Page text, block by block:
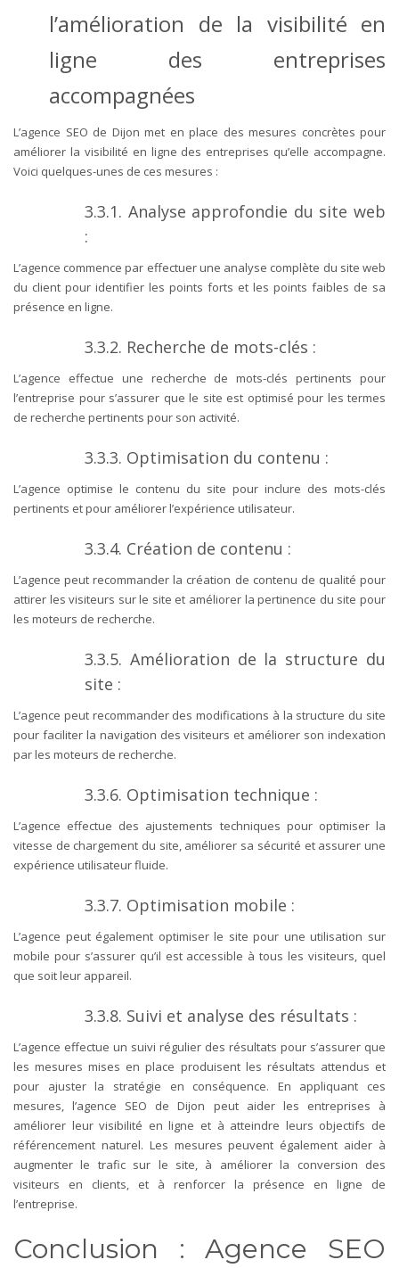
l’amélioration de la visibilité en
ligne des entreprises
accompagnées
L’agence SEO de Dijon met en place des mesures concrètes pour
améliorer la visibilité en ligne des entreprises qu’elle accompagne.
Voici quelques-unes de ces mesures :
3.3.1. Analyse approfondie du site web
:
L’agence commence par effectuer une analyse complète du site web
du client pour identifier les points forts et les points faibles de sa
présence en ligne.
3.3.2. Recherche de mots-clés :
L’agence effectue une recherche de mots-clés pertinents pour
l’entreprise pour s’assurer que le site est optimisé pour les termes
de recherche pertinents pour son activité.
3.3.3. Optimisation du contenu :
L’agence optimise le contenu du site pour inclure des mots-clés
pertinents et pour améliorer l’expérience utilisateur.
3.3.4. Création de contenu :
L’agence peut recommander la création de contenu de qualité pour
attirer les visiteurs sur le site et améliorer la pertinence du site pour
les moteurs de recherche.
3.3.5. Amélioration de la structure du
site :
L’agence peut recommander des modifications à la structure du site
pour faciliter la navigation des visiteurs et améliorer son indexation
par les moteurs de recherche.
3.3.6. Optimisation technique :
L’agence effectue des ajustements techniques pour optimiser la
vitesse de chargement du site, améliorer sa sécurité et assurer une
expérience utilisateur fluide.
3.3.7. Optimisation mobile :
L’agence peut également optimiser le site pour une utilisation sur
mobile pour s’assurer qu’il est accessible à tous les visiteurs, quel
que soit leur appareil.
3.3.8. Suivi et analyse des résultats :
L’agence effectue un suivi régulier des résultats pour s’assurer que
les mesures mises en place produisent les résultats attendus et
pour ajuster la stratégie en conséquence. En appliquant ces
mesures, l’agence SEO de Dijon peut aider les entreprises à
améliorer leur visibilité en ligne et à atteindre leurs objectifs de
référencement naturel. Les mesures peuvent également aider à
augmenter le trafic sur le site, à améliorer la conversion des
visiteurs en clients, et à renforcer la présence en ligne de
l’entreprise.
Conclusion : Agence SEO